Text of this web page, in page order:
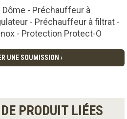
- Préchauffeur à
- Préchauffeur à filtrat -
- Protection Protect-O
UNE SOUMISSION ›
PRODUIT LIÉES